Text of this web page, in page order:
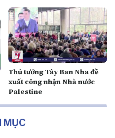
Thủ tướng Tây Ban Nha đề
xuất công nhận Nhà nước
Palestine
MỤC